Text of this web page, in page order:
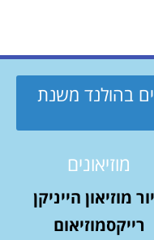
בהולנד משנת
מוזיאונים
מוזיאון הייניקן
רייקסמוזיאום